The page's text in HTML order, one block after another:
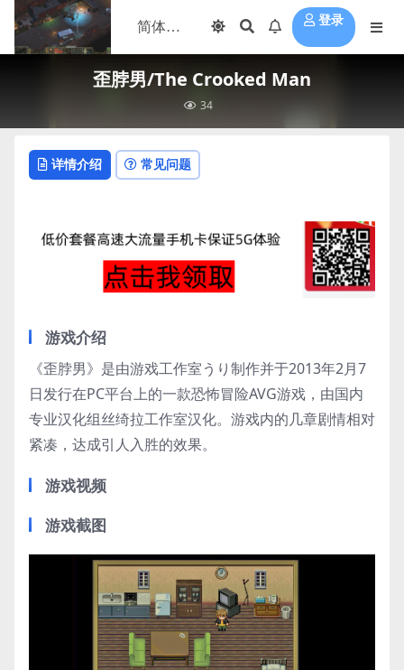
登录
歪脖男/The Crooked Man
34
详情介绍 常见问题
游戏介绍
《歪脖男》是由游戏工作室うり制作并于2013年2月7
日发行在PC平台上的一款恐怖冒险AVG游戏，由国内
专业汉化组丝绮拉工作室汉化。游戏内的几章剧情相对
紧凑，达成引人入胜的效果。
游戏视频
游戏截图